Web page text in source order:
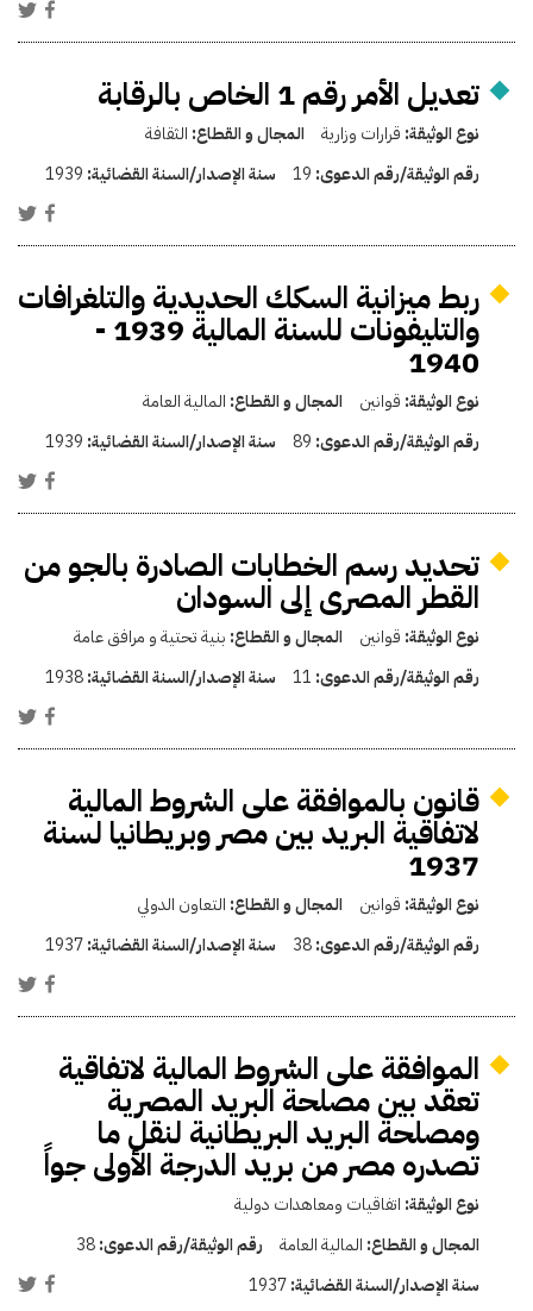
تعديل الأمر رقم 1 الخاص بالرقابة
نوع الوثيقة: قرارات وزارية المجال و القطاع: الثقافة
رقم الوثيقة/رقم الدعوى: 19 سنة الإصدار/السنة القضائية: 1939
ربط ميزانية السكك الحديدية والتلغرافات
والتليفونات للسنة المالية 1939 -
1940
نوع الوثيقة: قوانين المجال و القطاع: المالية العامة
رقم الوثيقة/رقم الدعوى: 89 سنة الإصدار/السنة القضائية: 1939
تحديد رسم الخطابات الصادرة بالجو من
القطر المصرى إلى السودان
نوع الوثيقة: قوانين المجال و القطاع: بنية تحتية و مرافق عامة
رقم الوثيقة/رقم الدعوى: 11 سنة الإصدار/السنة القضائية:1938
قانون بالموافقة على الشروط المالية
لاتفاقية البريد بين مصر وبريطانيا لسنة
1937
نوع الوثيقة: قوانين المجال و القطاع: التعاون الدولي
رقم الوثيقة/رقم الدعوى:38 سنة الإصدار/السنة القضائية:1937
الموافقة على الشروط المالية لاتفاقية
تعقد بين مصلحة البريد المصرية
ومصلحة البريد البريطانية لنقل ما
تصدره مصر من بريد الدرجة الأولى جواً
نوع الوثيقة: اتفاقيات ومعاهدات دولية
المجال و القطاع: المالية العامة رقم الوثيقة/رقم الدعوى:38
سنة الإصدار/السنة القضائية:1937